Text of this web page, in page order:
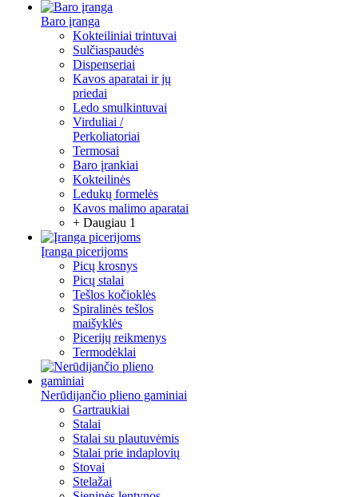
Baro įranga
Kokteiliniai trintuvai
Sulčiaspaudės
Dispenseriai
Kavos aparatai ir jų
priedai
Ledo smulkintuvai
Virduliai /
Perkoliatoriai
Termosai
Baro įrankiai
Kokteilinės
Ledukų formelės
Kavos malimo aparatai
+ Daugiau 1
Įranga picerijoms
Picų krosnys
Picų stalai
Tešlos kočioklės
Spiralinės tešlos
maišyklės
Picerijų reikmenys
Termodėklai
Nerūdijančio plieno gaminiai
Gartraukiai
Stalai
Stalai su plautuvėmis
Stalai prie indaplovių
Stovai
Stelažai